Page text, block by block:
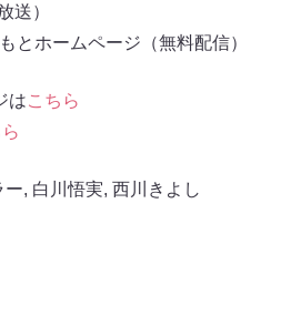
送）
とホームページ（無料配信）
はこちら
ー, 白川悟実, 西川きよし